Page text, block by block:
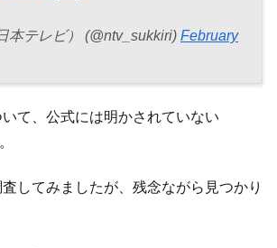
本テレビ） (@ntv_sukkiri) February
て、公式には明かされていない
してみましたが、残念ながら見つかり